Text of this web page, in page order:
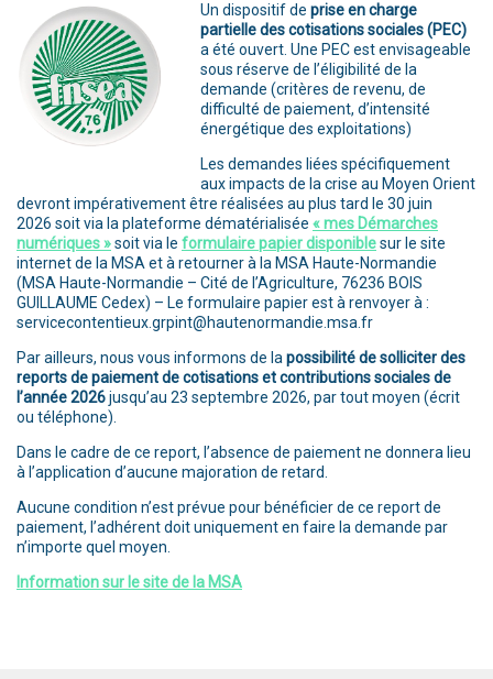
Un dispositif de prise en charge
partielle des cotisations sociales (PEC)
a été ouvert. Une PEC est envisageable
sous réserve de l’éligibilité de la
demande (critères de revenu, de
difficulté de paiement, d’intensité
énergétique des exploitations)
Les demandes liées spécifiquement
aux impacts de la crise au Moyen Orient
devront impérativement être réalisées au plus tard le 30 juin
2026 soit via la plateforme dématérialisée « mes Démarches
numériques »soit via le formulaire papier disponiblesur le site
internet de la MSA et à retourner à la MSA Haute-Normandie
(MSA Haute-Normandie – Cité de l’Agriculture, 76236 BOIS
GUILLAUME Cedex) – Le formulaire papier est à renvoyer à :
servicecontentieux.grpint@hautenormandie.msa.fr
Par ailleurs, nous vous informons de lapossibilité de solliciter des
reports de paiement de cotisations et contributions sociales de
l’année 2026jusqu’au 23 septembre 2026, par tout moyen (écrit
ou téléphone).
Dans le cadre de ce report, l’absence de paiement ne donnera lieu
à l’application d’aucune majoration de retard.
Aucune condition n’est prévue pour bénéficier de ce report de
paiement, l’adhérent doit uniquement en faire la demande par
n’importe quel moyen.
Information sur le site de la MSA